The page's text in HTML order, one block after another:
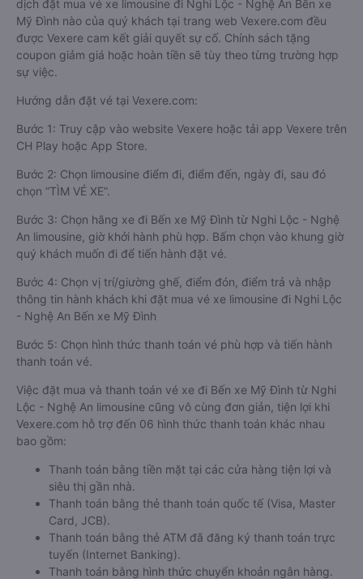
dịch đặt mua vé xe limousine đi Nghi Lộc - Nghệ An Bến xe
Mỹ Đình nào của quý khách tại trang web Vexere.com đều
được Vexere cam kết giải quyết sự cố. Chính sách tặng
coupon giảm giá hoặc hoàn tiền sẽ tùy theo từng trường hợp
sự việc.
Hướng dẫn đặt vé tại Vexere.com:
Bước 1: Truy cập vào website Vexere hoặc tải app Vexere trên
CH Play hoặc App Store.
Bước 2: Chọn limousine điểm đi, điểm đến, ngày đi, sau đó
chọn “TÌM VÉ XE”.
Bước 3: Chọn hãng xe đi Bến xe Mỹ Đình từ Nghi Lộc - Nghệ
An limousine, giờ khởi hành phù hợp. Bấm chọn vào khung giờ
quý khách muốn đi để tiến hành đặt vé.
Bước 4: Chọn vị trí/giường ghế, điểm đón, điểm trả và nhập
thông tin hành khách khi đặt mua vé xe limousine đi Nghi Lộc
- Nghệ An Bến xe Mỹ Đình
Bước 5: Chọn hình thức thanh toán vé phù hợp và tiến hành
thanh toán vé.
Việc đặt mua và thanh toán vé xe đi Bến xe Mỹ Đình từ Nghi
Lộc - Nghệ An limousine cũng vô cùng đơn giản, tiện lợi khi
Vexere.com hỗ trợ đến 06 hình thức thanh toán khác nhau
bao gồm:
Thanh toán bằng tiền mặt tại các cửa hàng tiện lợi và
siêu thị gần nhà.
Thanh toán bằng thẻ thanh toán quốc tế (Visa, Master
Card, JCB).
Thanh toán bằng thẻ ATM đã đăng ký thanh toán trực
tuyến (Internet Banking).
Thanh toán bằng hình thức chuyển khoản ngân hàng.